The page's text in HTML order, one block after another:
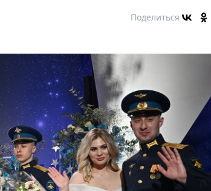
Поделиться